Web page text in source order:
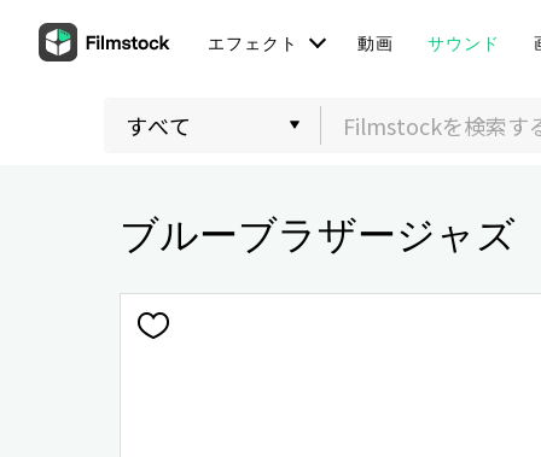
エフェクト 動画 サウンド
ブルーブラザージャズ